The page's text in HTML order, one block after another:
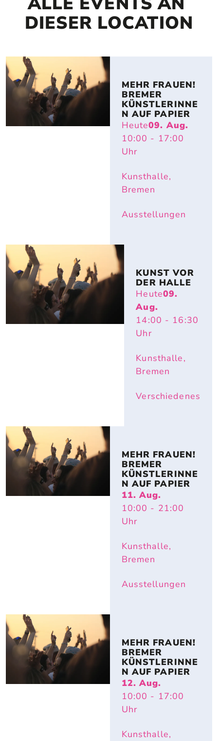
DIESER LOCATION
MEHR FRAUEN!
BREMER
KÜNSTLERINNE
N AUF PAPIER
Heute09. Aug.
10:00 - 17:00
Uhr
Kunsthalle,
Bremen
Ausstellungen
KUNST VOR
DER HALLE
Heute09.
Aug.
14:00 - 16:30
Uhr
Kunsthalle,
Bremen
Verschiedenes
MEHR FRAUEN!
BREMER
KÜNSTLERINNE
N AUF PAPIER
11. Aug.
10:00 - 21:00
Uhr
Kunsthalle,
Bremen
Ausstellungen
MEHR FRAUEN!
BREMER
KÜNSTLERINNE
N AUF PAPIER
12. Aug.
10:00 - 17:00
Uhr
Kunsthalle,